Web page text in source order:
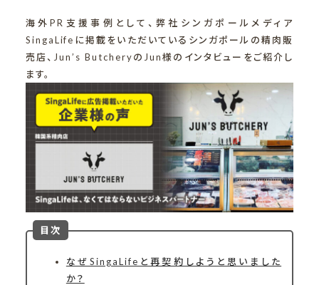
海外PR支援事例として、弊社シンガポールメディア
SingaLifeに掲載をいただいているシンガポールの精肉販
売店、Jun’s ButcheryのJun様のインタビューをご紹介し
ます。
目次
なぜSingaLifeと再契約しようと思いました
か？